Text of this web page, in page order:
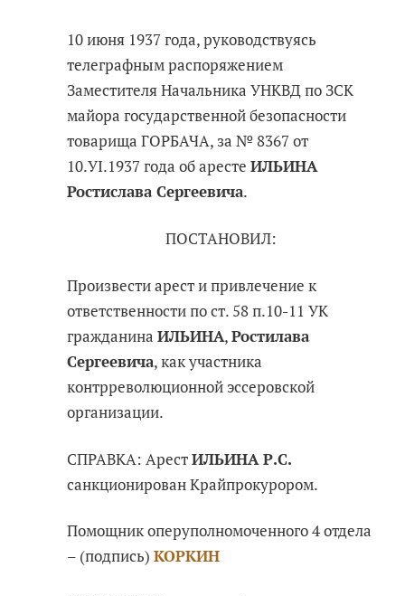
10 июня 1937 года, руководствуясь
телеграфным распоряжением
Заместителя Начальника УНКВД по ЗСК
майора государственной безопасности
товарища ГОРБАЧА, за № 8367 от
10.УI.1937 года об арестеИЛЬИНА
Ростислава Сергеевича.
ПОСТАНОВИЛ:
Произвести арест и привлечение к
ответственности по ст. 58 п.10-11 УК
гражданинаИЛЬИНА,Ростилава
Сергеевича, как участника
контрреволюционной эссеровской
организации.
СПРАВКА: АрестИЛЬИНА Р.С.
санкционирован Крайпрокурором.
Помощник оперуполномоченного 4 отдела
– (подпись)КОРКИН